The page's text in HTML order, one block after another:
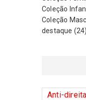
na
do
Coleção
Coleção
destaque (24)
Anti-direita